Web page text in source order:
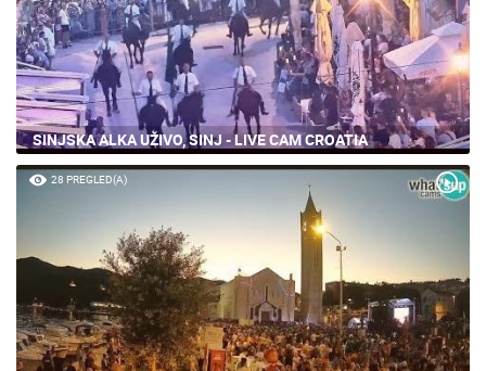
SINJSKA ALKA UŽIVO, SINJ - LIVE CAM CROATIA
28 PREGLED(A)